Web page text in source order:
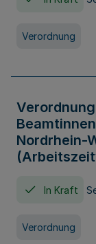
Verordnung
Nordrhein-
In Kraft
Verordnung